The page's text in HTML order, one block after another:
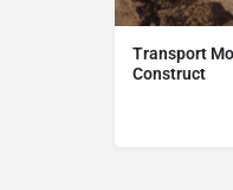
Transport
Construct